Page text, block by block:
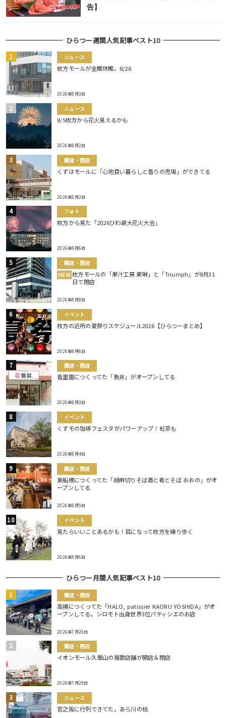
告】
ひらつー週間人気記事ベスト10
ニュース
枚方モールが全館休館。8/26
2026年8月3日
ニュース
8/5枚方から花火見えるかも
2026年8月2日
開店・閉店
くずはモールに「心地良い暮らしと香りの売場」ができてる
2026年8月2日
フォト
枚方から見た「2026びわ湖大花火大会」
2026年8月6日
開店・閉店
NEW 枚方モールの「果汁工房 果琳」と「Triumph」が8月31
日で閉店
2026年8月8日
イベント
枚方の近所の夏祭りスケジュール2026【ひらつーまとめ】
2026年8月6日
開店・閉店
香里園につくってた「魚丼」がオープンしてる
2026年8月3日
イベント
くずモの珈琲フェスタがパワーアップ！紅茶も
2026年8月4日
開店・閉店
東船橋につくってた「胡麻切りそば酒と肴とそば おおの」がオ
ープンしてる
2026年8月5日
イベント
見たらいいことあるかも！狐になって枚方を練り歩く
2026年8月6日
ひらつー月間人気記事ベスト10
開店・閉店
高槻につくってた「HALO, patissier KAORU YOSHIDA」がオ
ープンしてる。シロモト出身世界3位パティシエのお店
2026年7月26日
開店・閉店
イオンモール久御山の複数店舗が開店＆閉店
2026年7月29日
ニュース
宮之阪に行列できてた。あら川の桃